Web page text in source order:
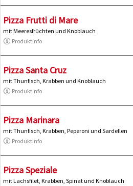
Pizza Frutti di Mare
mit Meeresfrüchten und Knoblauch
Produktinfo
Pizza Santa Cruz
mit Thunfisch, Krabben und Knoblauch
Produktinfo
Pizza Marinara
mit Thunfisch, Krabben, Peperoni und Sardellen
Produktinfo
Pizza Speziale
mit Lachsfilet, Krabben, Spinat und Knoblauch